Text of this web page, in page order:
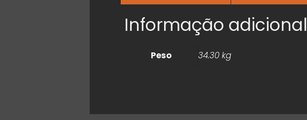
Informação adicional
Peso 34.30 kg